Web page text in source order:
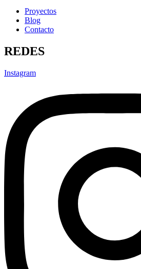
Proyectos
Blog
Contacto
REDES
Instagram